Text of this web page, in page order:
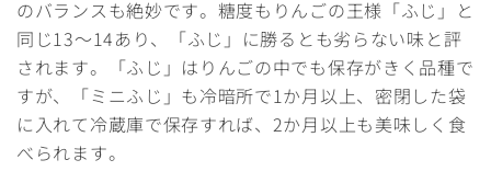
のバランスも絶妙です。糖度もりんごの王様「ふじ」と
同じ13～14あり、「ふじ」に勝るとも劣らない味と評
されます。「ふじ」はりんごの中でも保存がきく品種で
すが、「ミニふじ」も冷暗所で1か月以上、密閉した袋
に入れて冷蔵庫で保存すれば、2か月以上も美味しく食
べられます。